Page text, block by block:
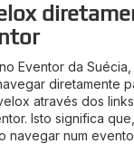
Eventor da
diretamente
através dos
Isto significa
navegar num